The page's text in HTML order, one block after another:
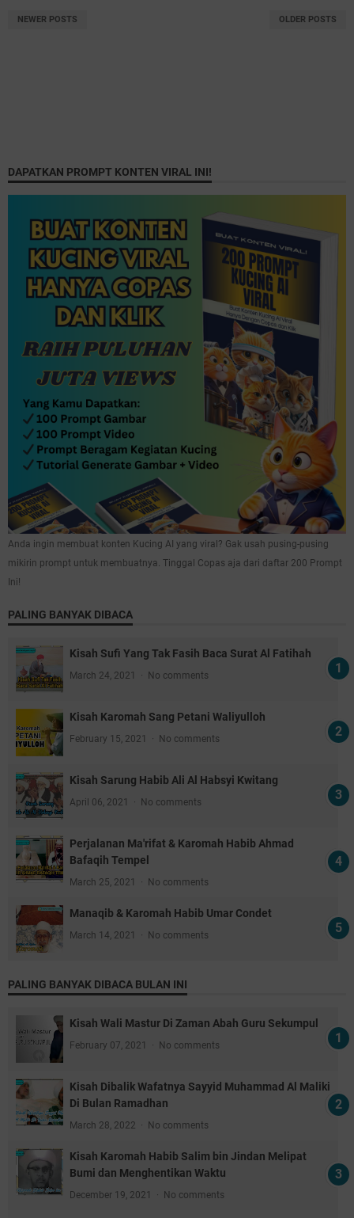
NEWER POSTS OLDER POSTS
DAPATKAN PROMPT KONTEN VIRAL INI!
Anda ingin membuat konten Kucing AI yang viral? Gak usah pusing-pusing
mikirin prompt untuk membuatnya. Tinggal Copas aja dari daftar 200 Prompt
Ini!
PALING BANYAK DIBACA
Kisah Sufi Yang Tak Fasih Baca Surat Al Fatihah
March 24, 2021 No comments
Kisah Karomah Sang Petani Waliyulloh
February 15, 2021 No comments
Kisah Sarung Habib Ali Al Habsyi Kwitang
April 06, 2021 No comments
Perjalanan Ma'rifat & Karomah Habib Ahmad
Bafaqih Tempel
March 25, 2021 No comments
Manaqib & Karomah Habib Umar Condet
March 14, 2021 No comments
PALING BANYAK DIBACA BULAN INI
Kisah Wali Mastur Di Zaman Abah Guru Sekumpul
February 07, 2021 No comments
Kisah Dibalik Wafatnya Sayyid Muhammad Al Maliki
Di Bulan Ramadhan
March 28, 2022 No comments
Kisah Karomah Habib Salim bin Jindan Melipat
Bumi dan Menghentikan Waktu
December 19, 2021 No comments